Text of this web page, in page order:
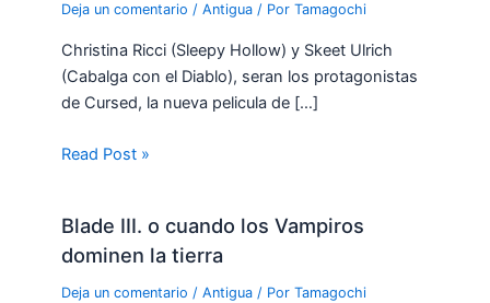
Deja un comentario /Antigua / PorTamagochi
Christina Ricci (Sleepy Hollow) y Skeet Ulrich
(Cabalga con el Diablo), seran los protagonistas
de Cursed, la nueva pelicula de […]
Read Post »
Blade III. o cuando los Vampiros
dominen la tierra
Deja un comentario /Antigua / PorTamagochi